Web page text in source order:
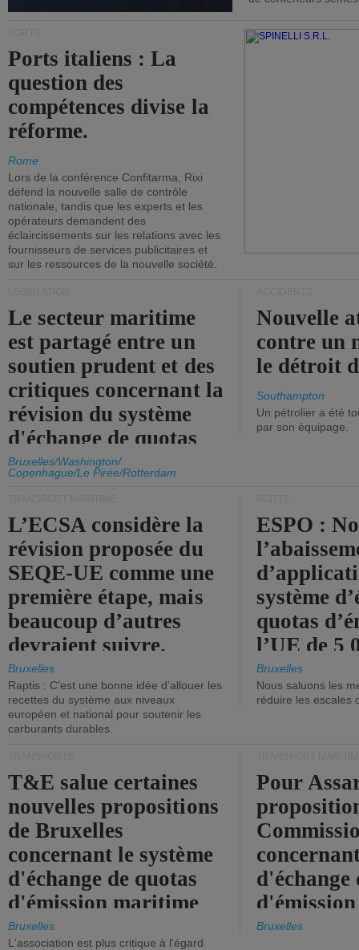
Ports italiens : La
question des
compétences divise la
réforme.
Rome
Lors de la conférence Confitarma, Rixi
défend la nouvelle salle de contrôle
nationale, tandis que les experts et les
opérateurs demandent des
éclaircissements sur les relations avec les
fournisseurs de services publicitaires et
sur les ressources de la nouvelle société.
Le secteur maritime
est partagé entre un
soutien prudent et des
critiques concernant la
révision du système
d'échange de quotas
d'émission de l'UE.
Bruxelles/Washington/
Copenhague/Le Pirée/Rotterdam
Nouvelle
contre un
le détroit
Southampton
Un pétrolier a été
par son équipage.
L’ECSA considère la
révision proposée du
SEQE-UE comme une
première étape, mais
beaucoup d’autres
devraient suivre.
Bruxelles
Raptis : C’est une bonne idée d’allouer les
recettes du système aux niveaux
européen et national pour soutenir les
carburants durables.
ESPO :
système
quotas
l’UE de 5
tonneaux
brute.
Bruxelles
Nous saluons les
réduire les escales
T&E salue certaines
nouvelles propositions
de Bruxelles
concernant le système
d'échange de quotas
d'émission maritime
de l'UE.
Bruxelles
L'association est plus critique à l'égard
Pour
d'échange
timide,
Bruxelles